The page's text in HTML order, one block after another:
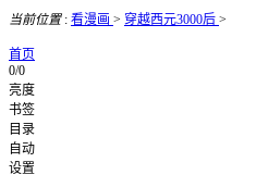
当前位置: 看漫画 > 穿越西元3000后 >
首页
0/0
亮度
书签
目录
自动
设置